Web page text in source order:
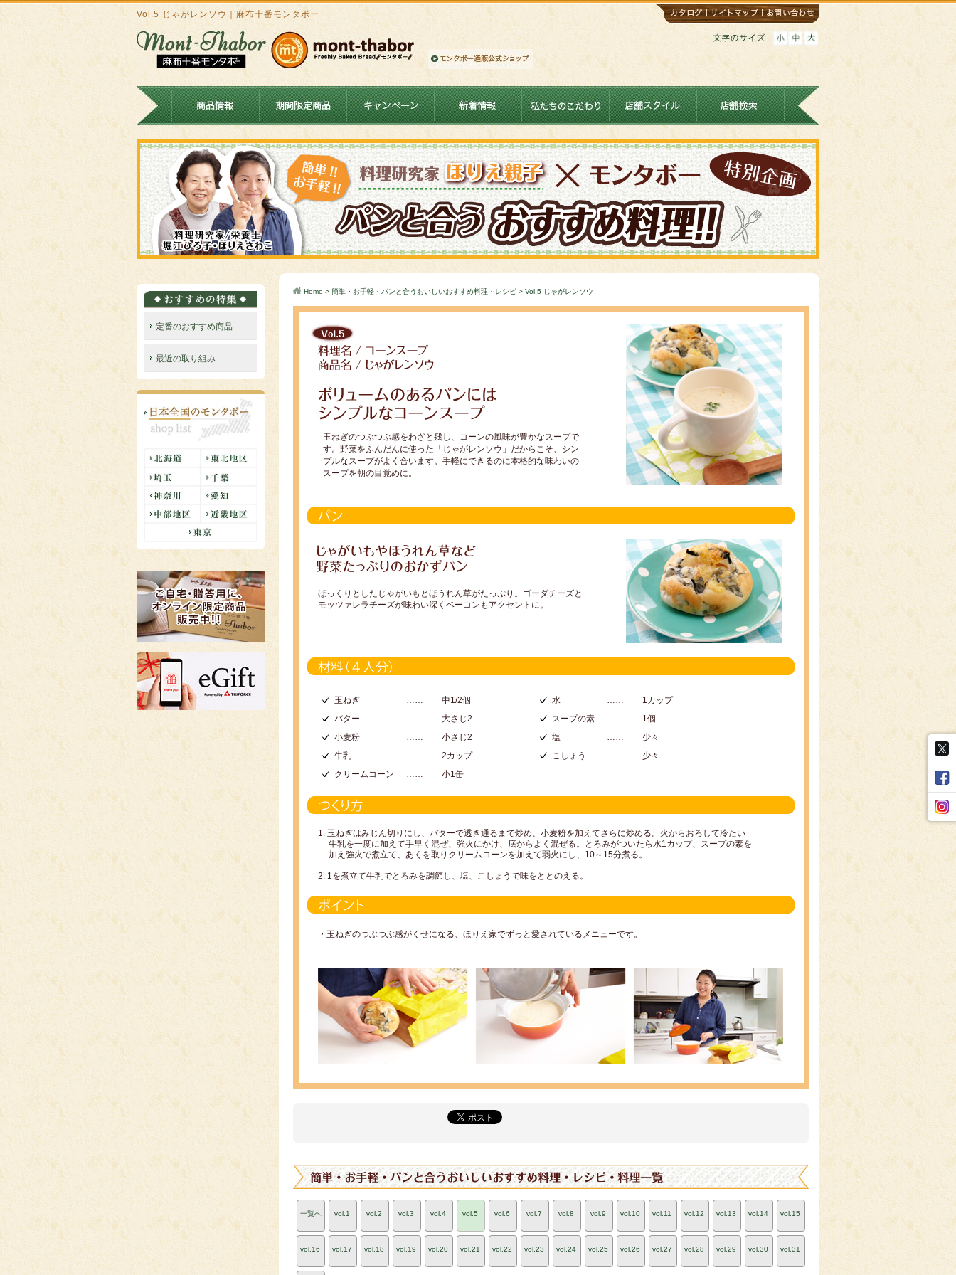
Vol.5 じゃがレンソウ｜麻布十番モンタボー
Home > 簡単・お手軽・パンと合うおいしいおすすめ料理・レシピ > Vol.5 じゃがレンソウ
玉ねぎのつぶつぶ感をわざと残し、コーンの風味が豊かなスープで
す。野菜をふんだんに使った「じゃがレンソウ」だからこそ、シン
プルなスープがよく合います。手軽にできるのに本格的な味わいの
スープを朝の目覚めに。
ほっくりとしたじゃがいもとほうれん草がたっぷり。ゴーダチーズと
モッツァレラチーズが味わい深くベーコンもアクセントに。
玉ねぎ
バター
小麦粉
牛乳
クリームコーン
……
……
……
……
……
中1/2個
大さじ2
小さじ2
2カップ
小1缶
水
スープの素
塩
こしょう
……
……
……
……
1カップ
1個
少々
少々
1. 玉ねぎはみじん切りにし、バターで透き通るまで炒め、小麦粉を加えてさらに炒める。火からおろして冷たい
牛乳を一度に加えて手早く混ぜ、強火にかけ、底からよく混ぜる。とろみがついたら水1カップ、スープの素を
加え強火で煮立て、あくを取りクリームコーンを加えて弱火にし、10～15分煮る。
2. 1を煮立て牛乳でとろみを調節し、塩、こしょうで味をととのえる。
・玉ねぎのつぶつぶ感がくせになる、ほりえ家でずっと愛されているメニューです。
一覧へ vol.1 vol.2 vol.3 vol.4 vol.5 vol.6 vol.7 vol.8 vol.9 vol.10 vol.11 vol.12 vol.13 vol.14 vol.15
vol.16 vol.17 vol.18 vol.19 vol.20 vol.21 vol.22 vol.23 vol.24 vol.25 vol.26 vol.27 vol.28 vol.29 vol.30 vol.31
定番のおすすめ商品
最近の取り組み